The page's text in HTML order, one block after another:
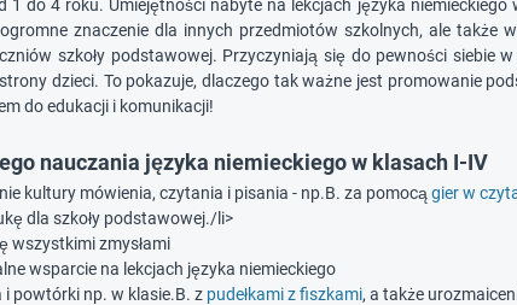
1 do 4 roku. Umiejętności nabyte na lekcjach języka
znaczenie dla innych przedmiotów szkolnych, ale także
szkoły podstawowej. Przyczyniają się do pewności siebie
dzieci. To pokazuje, dlaczego tak ważne jest promowanie
do edukacji i komunikacji!
nauczania języka niemieckiego w klasach I-IV
kultury mówienia, czytania i pisania - np.B. za pomocą gier w
dla szkoły podstawowej./li>
wszystkimi zmysłami
wsparcie na lekcjach języka niemieckiego
i powtórki np. w klasie.B. z pudełkami z fiszkami, a także